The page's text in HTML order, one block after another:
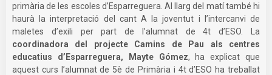
primària de les escoles d’Esparreguera. Al llarg del matí també hi
haurà la interpretació del cant A la joventut i l’intercanvi de
maletes d’exili per part de l’alumnat de 4t d’ESO. La
coordinadora del projecte Camins de Pau als centres
educatius d’Esparreguera, Mayte Gómez, ha explicat que
aquest curs l’alumnat de 5è de Primària i 4t d’ESO ha treballat